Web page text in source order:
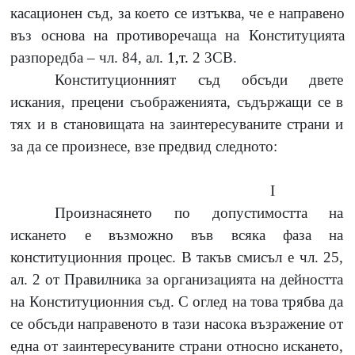
касационен съд, за което се изтъква, че е направено
въз основа на противоречаща на Конституцията
разпоредба – чл.84,ал. 1,т. 2 3СВ.
Конституционният съд обсъди двете
искания, прецени съображенията, съдържащи се в
тях и в становищата на заинтересуваните страни и
за да се произнесе, взе предвид следното:
I
Произнасянето по допустимостта на
искането е възможно във всяка фаза на
конституционния процес. В такъв смисъл е чл. 25,
ал. 2от Правилника за организацията на дейността
на Конституционния съд. С оглед на това трябва да
се обсъди направеното в тази насока възражение от
една от заинтересуваните страни относно искането,